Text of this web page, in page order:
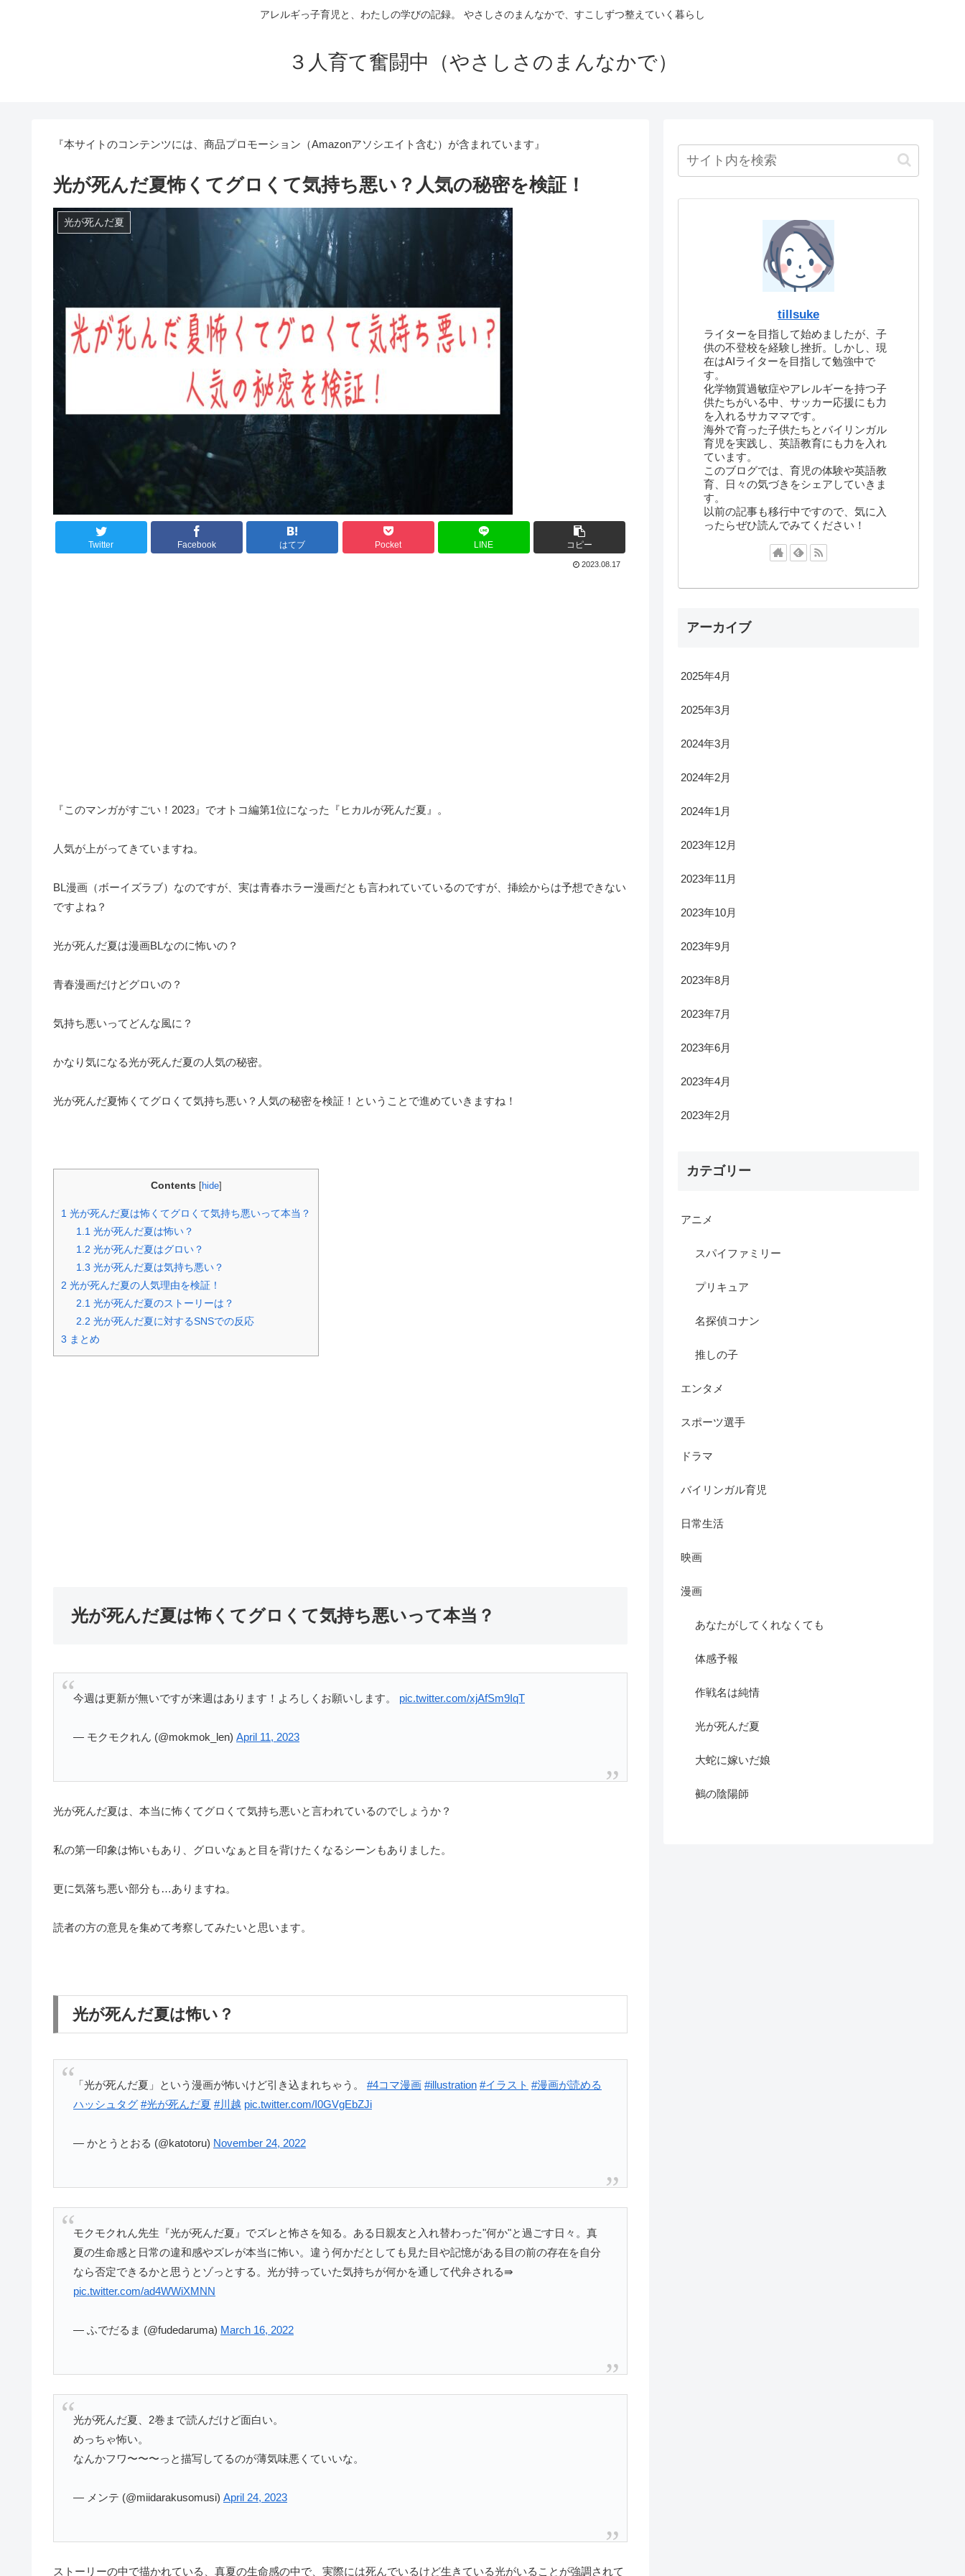
アレルギっ子育児と、わたしの学びの記録。 やさしさのまんなかで、すこしずつ整えていく暮らし
３人育て奮闘中（やさしさのまんなかで）
『本サイトのコンテンツには、商品プロモーション（Amazonアソシエイト含む）が含まれています』
光が死んだ夏怖くてグロくて気持ち悪い？人気の秘密を検証！
光が死んだ夏
Twitter Facebook はてブ Pocket LINE コピー
2023.08.17
『このマンガがすごい！2023』でオトコ編第1位になった『ヒカルが死んだ夏』。
人気が上がってきていますね。
BL漫画（ボーイズラブ）なのですが、実は青春ホラー漫画だとも言われていているのですが、挿絵からは予想できない
ですよね？
光が死んだ夏は漫画BLなのに怖いの？
青春漫画だけどグロいの？
気持ち悪いってどんな風に？
かなり気になる光が死んだ夏の人気の秘密。
光が死んだ夏怖くてグロくて気持ち悪い？人気の秘密を検証！ということで進めていきますね！
Contents [hide]
1 光が死んだ夏は怖くてグロくて気持ち悪いって本当？
1.1 光が死んだ夏は怖い？
1.2 光が死んだ夏はグロい？
1.3 光が死んだ夏は気持ち悪い？
2 光が死んだ夏の人気理由を検証！
2.1 光が死んだ夏のストーリーは？
2.2 光が死んだ夏に対するSNSでの反応
3 まとめ
光が死んだ夏は怖くてグロくて気持ち悪いって本当？
今週は更新が無いですが来週はあります！よろしくお願いします。 pic.twitter.com/xjAfSm9IqT
— モクモクれん (@mokmok_len) April 11, 2023
光が死んだ夏は、本当に怖くてグロくて気持ち悪いと言われているのでしょうか？
私の第一印象は怖いもあり、グロいなぁと目を背けたくなるシーンもありました。
更に気落ち悪い部分も…ありますね。
読者の方の意見を集めて考察してみたいと思います。
光が死んだ夏は怖い？
「光が死んだ夏」という漫画が怖いけど引き込まれちゃう。 #4コマ漫画 #illustration #イラスト #漫画が読める
ハッシュタグ #光が死んだ夏 #川越 pic.twitter.com/I0GVgEbZJi
— かとうとおる (@katotoru) November 24, 2022
モクモクれん先生『光が死んだ夏』でズレと怖さを知る。ある日親友と入れ替わった"何か"と過ごす日々。真
夏の生命感と日常の違和感やズレが本当に怖い。違う何かだとしても見た目や記憶がある目の前の存在を自分
なら否定できるかと思うとゾっとする。光が持っていた気持ちが何かを通して代弁される⇛
pic.twitter.com/ad4WWiXMNN
— ふでだるま (@fudedaruma) March 16, 2022
光が死んだ夏、2巻まで読んだけど面白い。
めっちゃ怖い。
なんかフワ〜〜〜っと描写してるのが薄気味悪くていいな。
— メンテ (@miidarakusomusi) April 24, 2023
ストーリーの中で描かれている、真夏の生命感の中で、実際には死んでいるけど生きている光がいることが強調されて
tillsuke
ライターを目指して始めましたが、子
供の不登校を経験し挫折。しかし、現
在はAIライターを目指して勉強中で
す。
化学物質過敏症やアレルギーを持つ子
供たちがいる中、サッカー応援にも力
を入れるサカママです。
海外で育った子供たちとバイリンガル
育児を実践し、英語教育にも力を入れ
ています。
このブログでは、育児の体験や英語教
育、日々の気づきをシェアしていきま
す。
以前の記事も移行中ですので、気に入
ったらぜひ読んでみてください！
アーカイブ
2025年4月
2025年3月
2024年3月
2024年2月
2024年1月
2023年12月
2023年11月
2023年10月
2023年9月
2023年8月
2023年7月
2023年6月
2023年4月
2023年2月
カテゴリー
アニメ
スパイファミリー
プリキュア
名探偵コナン
推しの子
エンタメ
スポーツ選手
ドラマ
バイリンガル育児
日常生活
映画
漫画
あなたがしてくれなくても
体感予報
作戦名は純情
光が死んだ夏
大蛇に嫁いだ娘
鵺の陰陽師